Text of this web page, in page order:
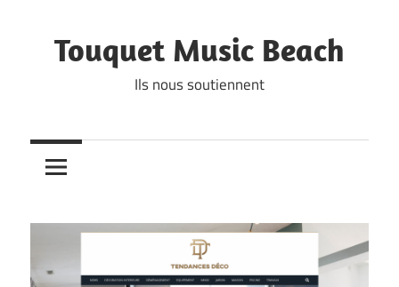
content
Touquet Music Beach
Ils nous soutiennent